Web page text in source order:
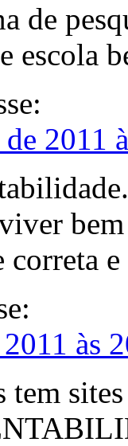
de
escola
2011
correta
às
tem